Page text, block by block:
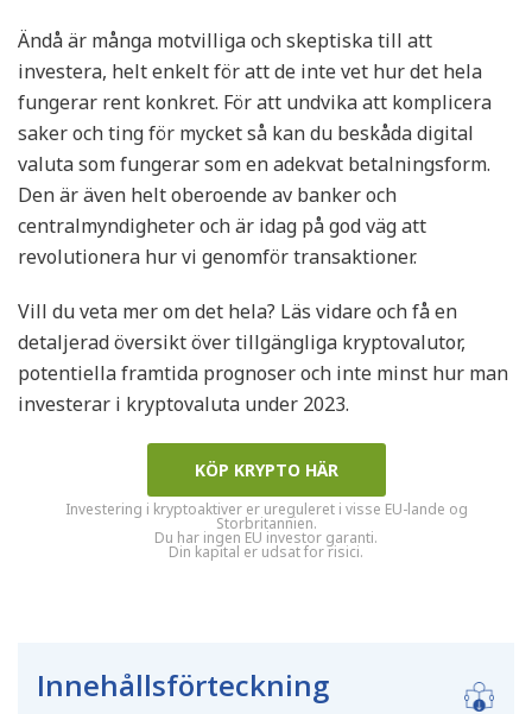
Ändå är många motvilliga och skeptiska till att
investera, helt enkelt för att de inte vet hur det hela
fungerar rent konkret. För att undvika att komplicera
saker och ting för mycket så kan du beskåda digital
valuta som fungerar som en adekvat betalningsform.
Den är även helt oberoende av banker och
centralmyndigheter och är idag på god väg att
revolutionera hur vi genomför transaktioner.
Vill du veta mer om det hela? Läs vidare och få en
detaljerad översikt över tillgängliga kryptovalutor,
potentiella framtida prognoser och inte minst hur man
investerar i kryptovaluta under 2023.
KÖP KRYPTO HÄR
Investering i kryptoaktiver er ureguleret i visse EU-lande og
Storbritannien.
Du har ingen EU investor garanti.
Din kapital er udsat for risici.
Innehållsförteckning